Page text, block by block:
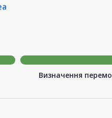
Визначення